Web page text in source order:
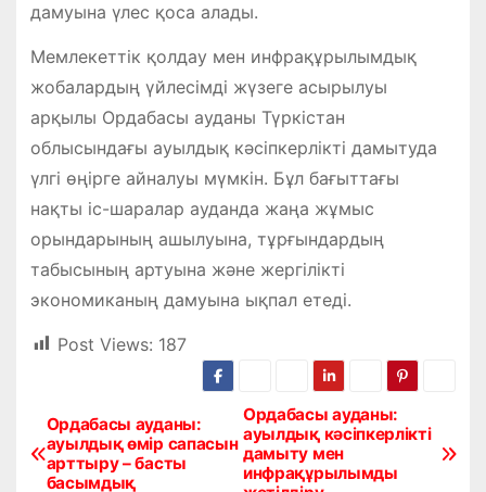
дамуына үлес қоса алады.
Мемлекеттік қолдау мен инфрақұрылымдық
жобалардың үйлесімді жүзеге асырылуы
арқылы Ордабасы ауданы Түркістан
облысындағы ауылдық кәсіпкерлікті дамытуда
үлгі өңірге айналуы мүмкін. Бұл бағыттағы
нақты іс-шаралар ауданда жаңа жұмыс
орындарының ашылуына, тұрғындардың
табысының артуына және жергілікті
экономиканың дамуына ықпал етеді.
Post Views: 187
Н
а
Ордабасы ауданы:
ауылдық кәсіпкерлікті
дамыту мен
инфрақұрылымды
Ордабасы ауданы:
ауылдық өмір сапасын
арттыру – басты
басымдық